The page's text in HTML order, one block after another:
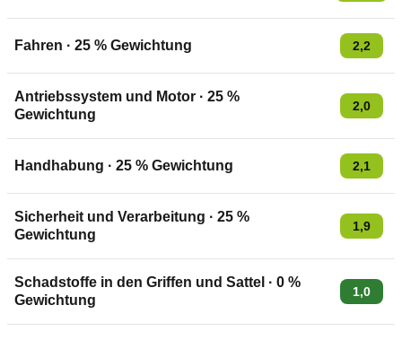
Fahren · 25 % Gewichtung 2,2
Antriebssystem und Motor · 25 %
Gewichtung
2,0
Handhabung · 25 % Gewichtung 2,1
Sicherheit und Verarbeitung · 25 %
Gewichtung
1,9
Schadstoffe in den Griffen und Sattel · 0 %
Gewichtung
1,0